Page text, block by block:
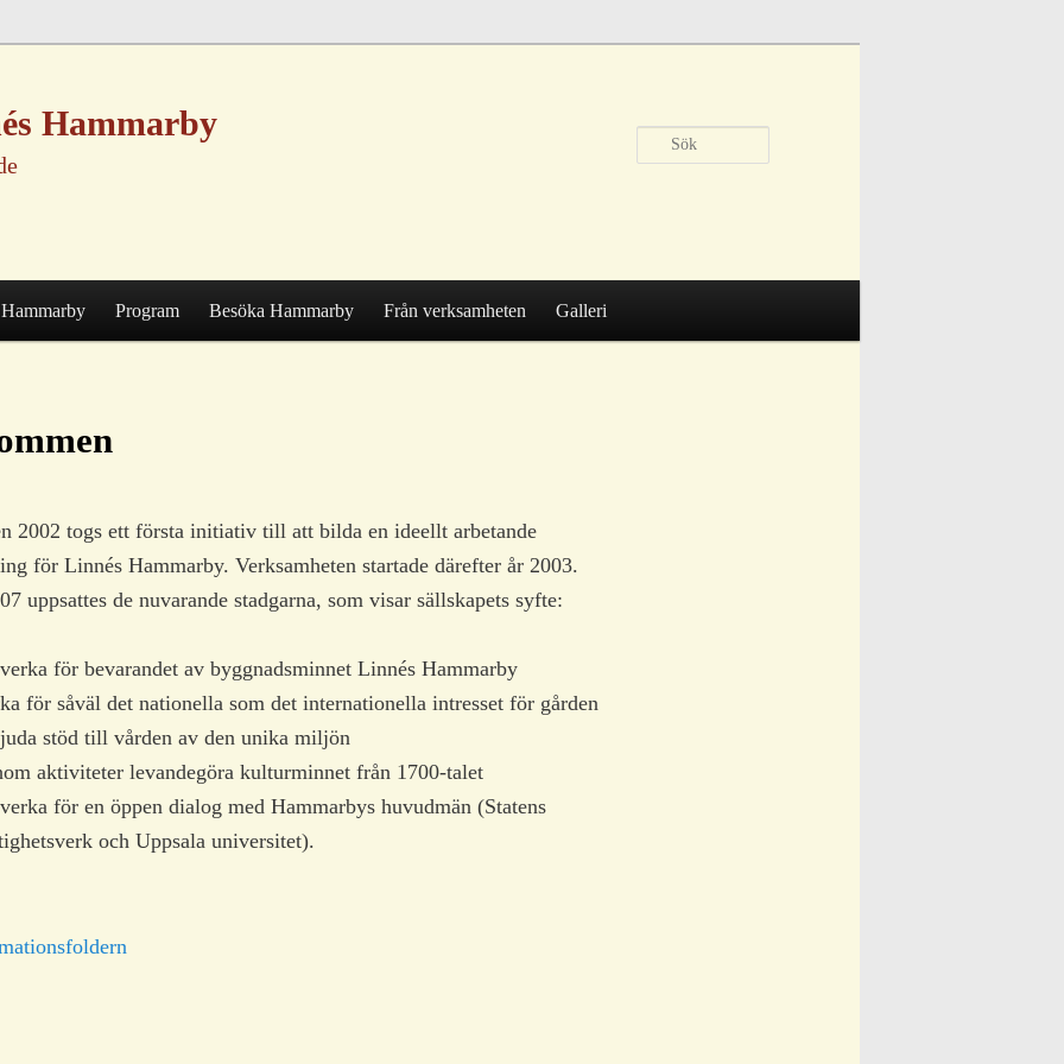
Hammarby
Program Besöka Hammarby Från verksamheten Galleri
2002 togs ett första initiativ till att bilda en ideellt arbetande
för Linnés Hammarby. Verksamheten startade därefter år 2003.
uppsattes de nuvarande stadgarna, som visar sällskapets syfte:
för bevarandet av byggnadsminnet Linnés Hammarby
för såväl det nationella som det internationella intresset för gården
stöd till vården av den unika miljön
aktiviteter levandegöra kulturminnet från 1700-talet
för en öppen dialog med Hammarbys huvudmän (Statens
och Uppsala universitet).